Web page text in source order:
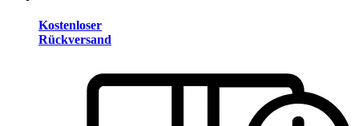
Kostenloser
Rückversand